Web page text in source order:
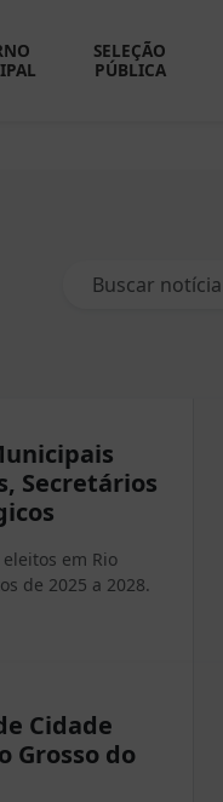
SELEÇÃO
PÚBLICA
Secretários
em Rio
de 2025 a 2028.
Cidade
Grosso do